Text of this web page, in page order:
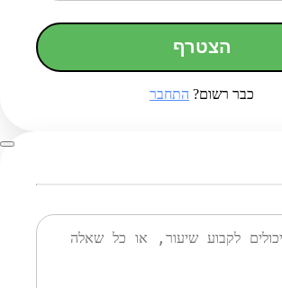
הצטרף
כבר רשום? התחבר